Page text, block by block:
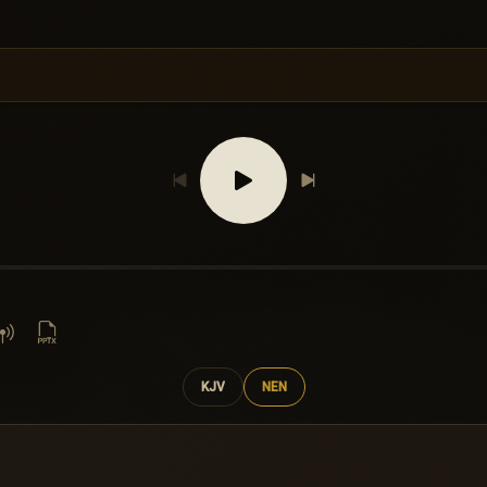
KJV NEN